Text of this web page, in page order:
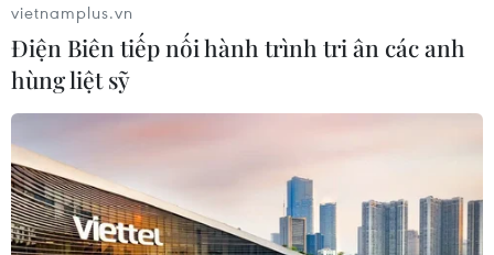
Giá vàng trong nước giảm nhẹ,
thương hiệu SJC lùi về ngưỡng 142,2
triệu đồng
Kho dự trữ khí đốt của EU còn chưa
đầy 60% ngay trước mùa Đông
vietnamplus.vn
Điện Biên tiếp nối hành trình tri ân các anh
hùng liệt sỹ